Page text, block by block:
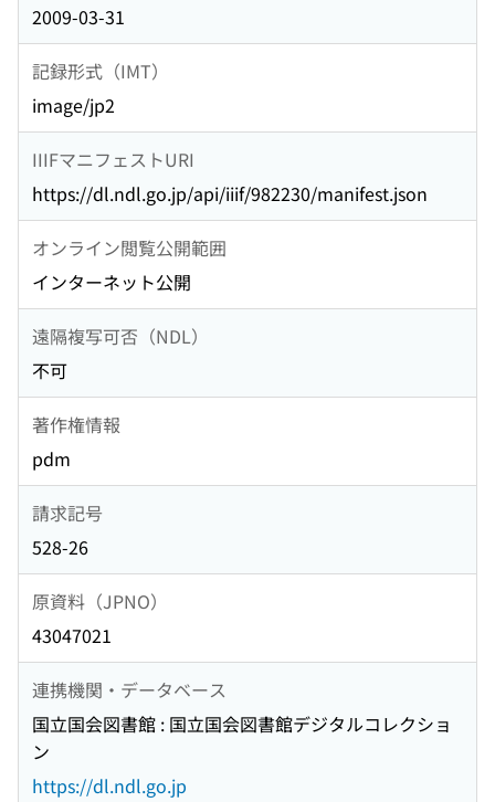
2009-03-31
記録形式（IMT）
image/jp2
IIIFマニフェストURI
https://dl.ndl.go.jp/api/iiif/982230/manifest.json
オンライン閲覧公開範囲
インターネット公開
遠隔複写可否（NDL）
不可
著作権情報
pdm
請求記号
528-26
原資料（JPNO）
43047021
連携機関・データベース
国立国会図書館 : 国立国会図書館デジタルコレクショ
ン
https://dl.ndl.go.jp